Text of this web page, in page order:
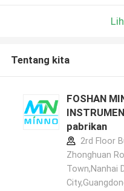
Tentang kita
FOSHAN
pabrikan
2rd Floor
Zhonghuan
Town,Nanhai